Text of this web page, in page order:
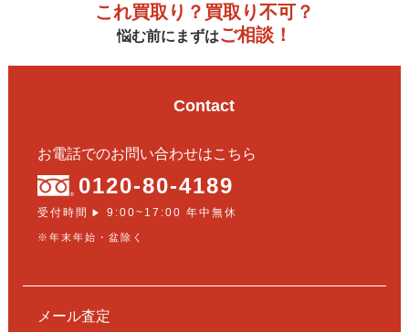
これ買取り？買取り不可？
悩む前にまずはご相談！
Contact
お電話でのお問い合わせはこちら
0120-80-4189
受付時間 ▶ 9:00~17:00 年中無休
※年末年始・盆除く
メール査定